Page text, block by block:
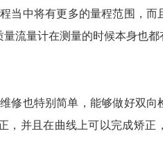
中将有更多的量程范围，
量流量计在测量的时候本身也
特别简单，能够做好双向检
并且在曲线上可以完成矫正